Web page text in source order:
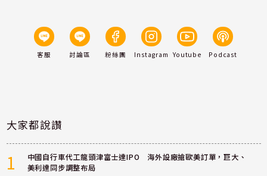
客服 討論區 粉絲團 Instagram Youtube Podcast
大家都說讚
1
中國自行車代工龍頭津富士達IPO 海外設廠搶歐美訂單，巨大、
美利達同步調整布局